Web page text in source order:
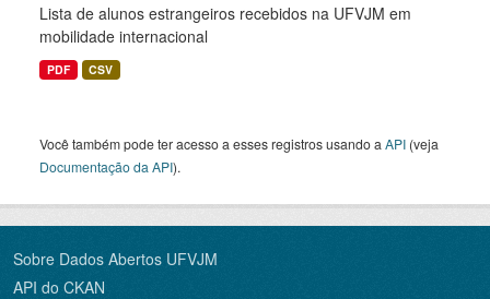
Lista de alunos estrangeiros recebidos na UFVJM em
mobilidade internacional
PDF CSV
Você também pode ter acesso a esses registros usando a API (veja
Documentação da API).
Sobre Dados Abertos UFVJM
API do CKAN